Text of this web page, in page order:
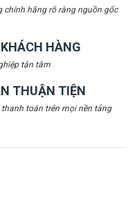
chính hãng rõ ràng nguồn gốc
HÀNG
tận tâm
THUẬN TIỆN
toán trên mọi nền tảng